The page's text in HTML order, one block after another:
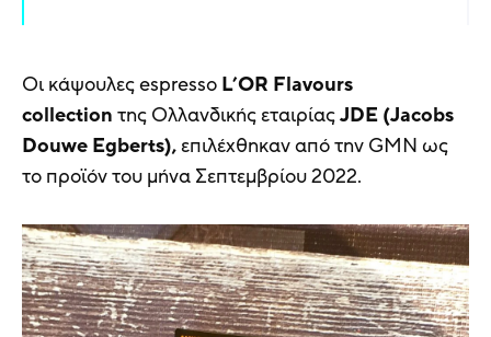
Οι κάψουλες espresso L’OR Flavours
collection της Ολλανδικής εταιρίαςJDE (Jacobs
Douwe Egberts),επιλέχθηκαν από την GMN ως
το προϊόν του μήνα Σεπτεμβρίου 2022.